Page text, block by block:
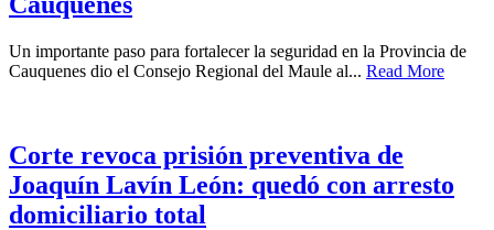
Un importante paso para fortalecer la seguridad en la Provincia de
Cauquenes dio el Consejo Regional del Maule al... Read More
Corte revoca prisión preventiva de
Joaquín Lavín León: quedó con arresto
domiciliario total